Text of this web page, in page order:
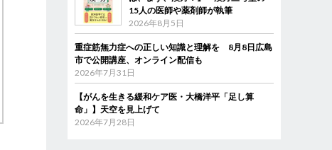
15人の医師や薬剤師が執筆
2026年8月5日
重症筋無力症への正しい知識と理解を 8月8日広島
市で公開講座、オンライン配信も
2026年7月31日
【がんを生きる緩和ケア医・大橋洋平「足し算
命」】天空を見上げて
2026年7月28日